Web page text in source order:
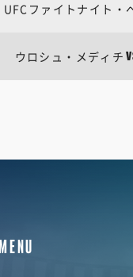
UFCファイトナイト・
ウロシュ・メディチ
MENU